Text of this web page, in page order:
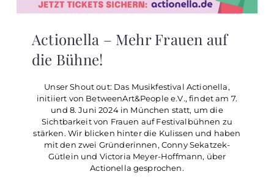
Actionella – Mehr Frauen auf
die Bühne!
Unser Shout out: Das Musikfestival Actionella,
initiiert von BetweenArt&People e.V., findet am 7.
und 8. Juni 2024 in München statt, um die
Sichtbarkeit von Frauen auf Festivalbühnen zu
stärken. Wir blicken hinter die Kulissen und haben
mit den zwei Gründerinnen, Conny Sekatzek-
Gütlein und Victoria Meyer-Hoffmann, über
Actionella gesprochen.